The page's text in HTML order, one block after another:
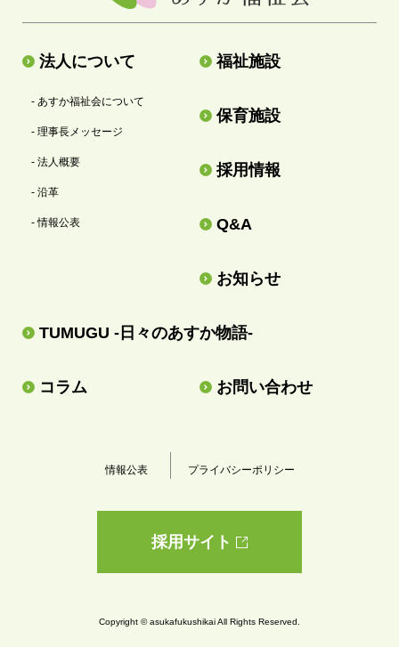
法人について
- あすか福祉会について
- 理事長メッセージ
- 法人概要
- 沿革
- 情報公表
福祉施設
保育施設
採用情報
Q&A
お知らせ
TUMUGU -日々のあすか物語-
コラム お問い合わせ
情報公表 プライバシーポリシー
採用サイト
Copyright © asukafukushikai All Rights Reserved.